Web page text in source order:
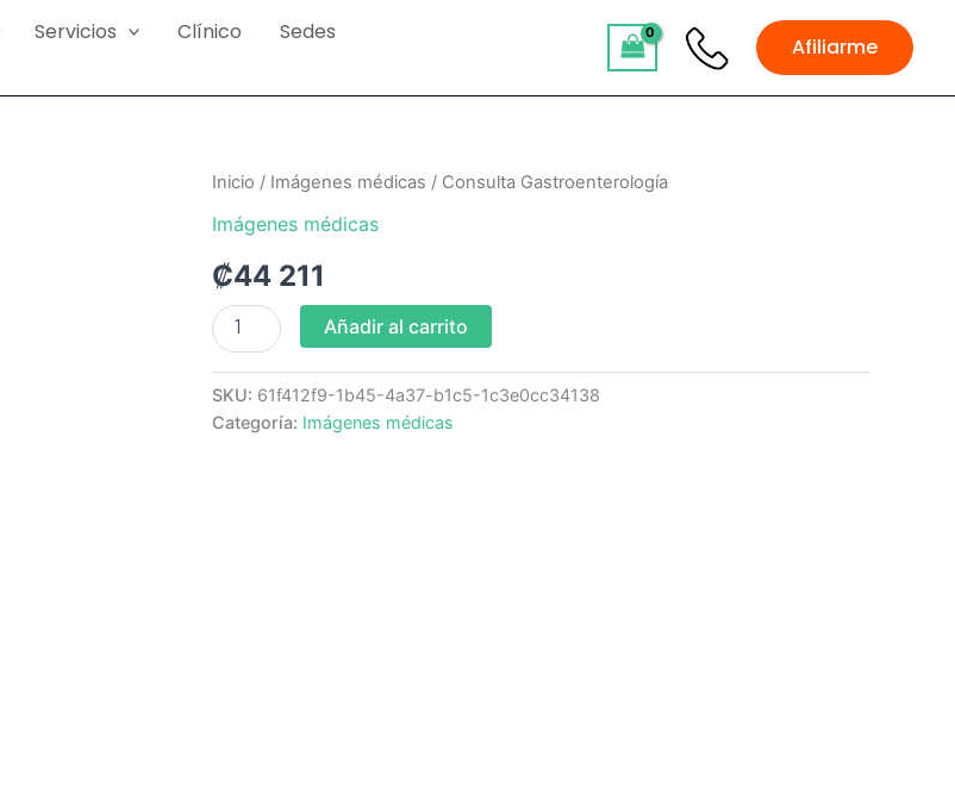
Servicios Clínico
Sedes
Afiliarme
Inicio / Imágenes médicas / Consulta Gastroenterología
Imágenes médicas
₡44 211
Consulta
cantidad
Añadir al carrito
SKU: 61f412f9-1b45-4a37-b1c5-1c3e0cc34138
Categoría: Imágenes médicas